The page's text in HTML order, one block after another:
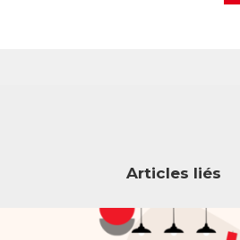
Articles liés